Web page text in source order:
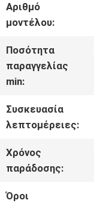
ΜΕ
ΕΜΆΣ
ΕΠΙΣΚΈΨΕΙΣ
ΣΤΟ
ΈΛΕΓΧΟΣ
Αριθμό
μοντέλου:
Ποσότητα
παραγγελίας
min:
Συσκευασία
λεπτομέρειες:
Χρόνος
παράδοσης:
Όροι